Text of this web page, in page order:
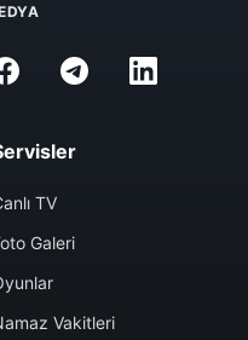
TV
Galeri
Vakitleri